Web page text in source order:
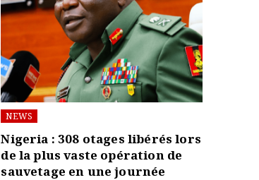
NEWS
Nigeria : 308 otages libérés lors
de la plus vaste opération de
sauvetage en une journée